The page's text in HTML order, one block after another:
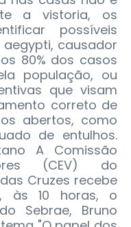
a vistoria, os
possíveis
causador
80% dos casos
população, ou
que visam
correto de
abertos, como
de entulhos.
A Comissão
(CEV) do
Cruzes recebe
às 10 horas, o
Sebrae, Bruno